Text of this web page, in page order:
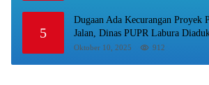
5
Dugaan Ada Kecurangan Proyek
Jalan, Dinas PUPR Labura
Oktober 10, 2025 912